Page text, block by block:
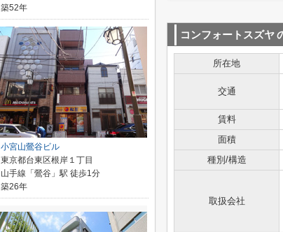
コンフォートスズヤ
所在地
交通
賃料
面積
種別/構造
取扱会社
築52年
小宮山鶯谷ビル
東京都台東区根岸１丁目
山手線「鶯谷」駅 徒歩1分
築26年